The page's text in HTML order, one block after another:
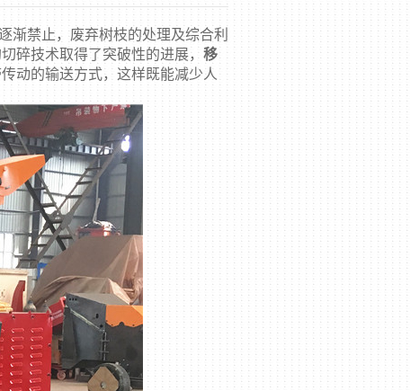
禁止，废弃树枝的处理及综合利
碎技术取得了突破性的进展， 移
动的输送方式，这样既能减少人